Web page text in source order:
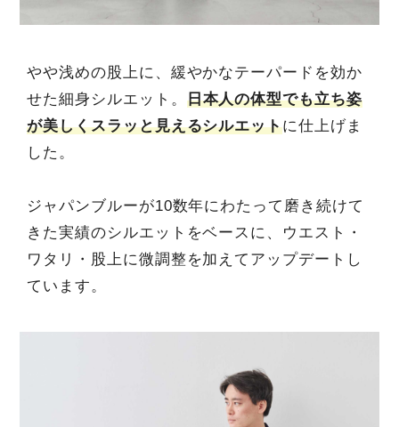
やや浅めの股上に、緩やかなテーパードを効か
せた細身シルエット。 日本人の体型でも立ち姿
が美しくスラッと見えるシルエットに仕上げま
した。
ジャパンブルーが10数年にわたって磨き続けて
きた実績のシルエットをベースに、ウエスト・
ワタリ・股上に微調整を加えてアップデートし
ています。